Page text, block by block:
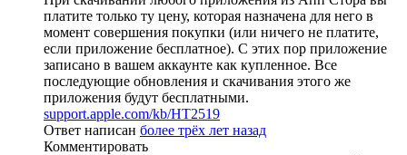
платите только ту цену, которая назначена для него в
момент совершения покупки (или ничего не платите,
если приложение бесплатное). С этих пор приложение
записано в вашем аккаунте как купленное. Все
последующие обновления и скачивания этого же
приложения будут бесплатными.
support.apple.com/kb/HT2519
Ответ написан более трёх лет назад
Комментировать